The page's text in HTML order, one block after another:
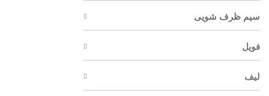
سیم ظرف شویی
فویل
لیف